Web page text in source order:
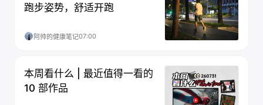
跑步姿势，舒适开跑
阿帅的健康笔记07:00
本周看什么 | 最近值得一看的
10 部作品